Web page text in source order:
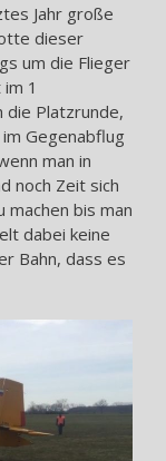
Jahr große
dieser
um die Flieger
1
die Platzrunde,
Gegenabflug
man in
noch Zeit sich
machen bis man
dabei keine
Bahn, dass es